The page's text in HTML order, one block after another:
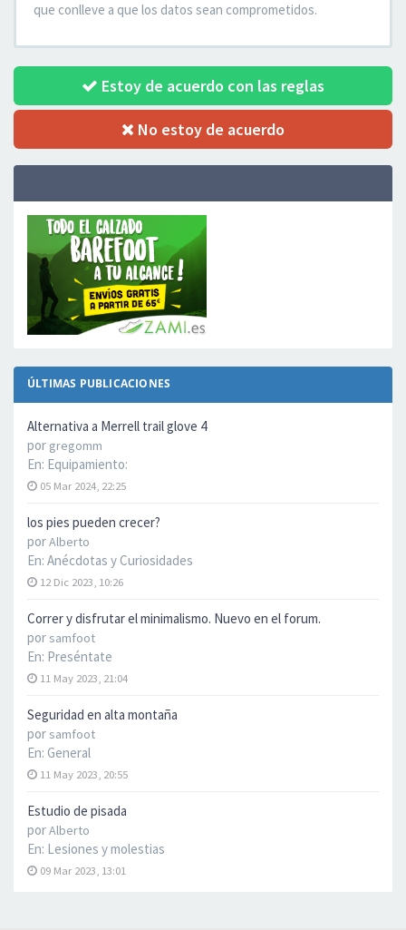
ÚLTIMAS PUBLICACIONES
Alternativa a Merrell trail glove 4
por gregomm
En: Equipamiento:
05 Mar 2024, 22:25
los pies pueden crecer?
porAlberto
En: Anécdotas y Curiosidades
12 Dic 2023, 10:26
Correr y disfrutar el minimalismo. Nuevo en el forum.
por samfoot
En: Preséntate
11 May 2023, 21:04
Seguridad en alta montaña
por samfoot
En: General
11 May 2023, 20:55
Estudio de pisada
porAlberto
En: Lesiones y molestias
09 Mar 2023, 13:01
que conlleve a que los datos sean comprometidos.
Estoy de acuerdo con las reglas
No estoy de acuerdo